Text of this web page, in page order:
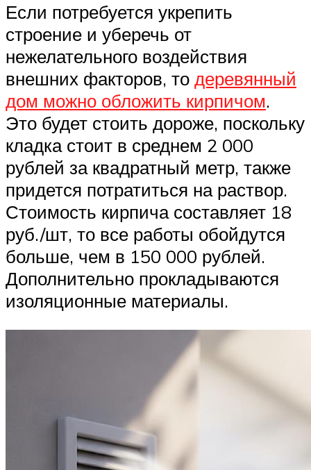
Если потребуется укрепить
строение и уберечь от
нежелательного воздействия
внешних факторов, то деревянный
дом можно обложить кирпичом.
Это будет стоить дороже, поскольку
кладка стоит в среднем 2 000
рублей за квадратный метр, также
придется потратиться на раствор.
Стоимость кирпича составляет 18
руб./шт, то все работы обойдутся
больше, чем в 150 000 рублей.
Дополнительно прокладываются
изоляционные материалы.